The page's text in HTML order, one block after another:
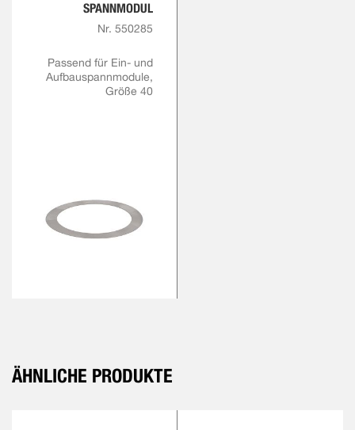
SPANNMODUL
Nr. 550285
Passend für Ein- und
Aufbauspannmodule,
Größe 40
ÄHNLICHE PRODUKTE